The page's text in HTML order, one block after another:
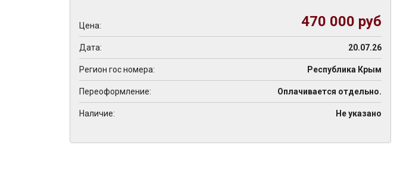
Цена: 470 000 руб
Дата: 20.07.26
Регион гос номера: Республика Крым
Переоформление: Оплачивается отдельно.
Наличие: Не указано